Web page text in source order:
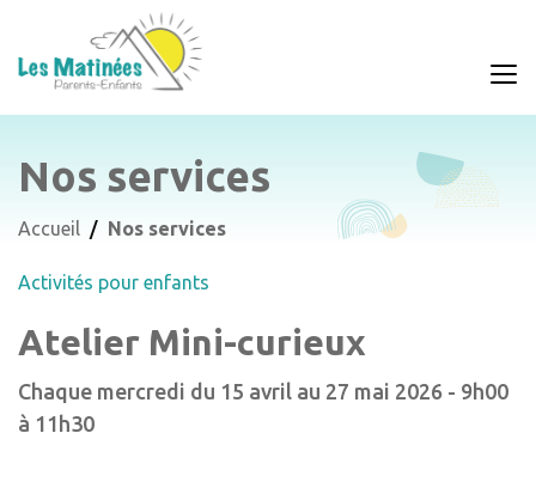
Nos services
Accueil Nos services
Activités pour enfants
Atelier Mini-curieux
Chaque mercredi du 15 avril au 27 mai 2026 - 9h00
à 11h30